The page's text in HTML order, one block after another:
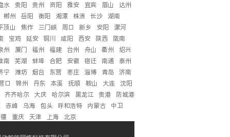
水 贵阳 贵州 资阳 雅安 宜宾 眉山
达州
郴州 岳阳 衡阳 湘潭 株洲 长沙 湖南
顶山 焦作 三门峡 周口 新乡 安阳
漯河
宝鸡 延安 铜川 咸阳 西安 陕西
陇南
州 厦门 福州 福建 台州 舟山 衢州
绍兴
南 芜湖 蚌埠 合肥 安徽 宿迁 南通
泰州
宁 潍坊 烟台 东营 枣庄 淄博 青岛
济南
口 锦州 丹东 本溪 抚顺 鞍山 大连 沈阳
齐齐哈尔 大庆 哈尔滨 黑龙江 贵港
防城港
赤峰 乌海 包头 呼和浩特 内蒙古
中卫
重庆 天津 上海 北京